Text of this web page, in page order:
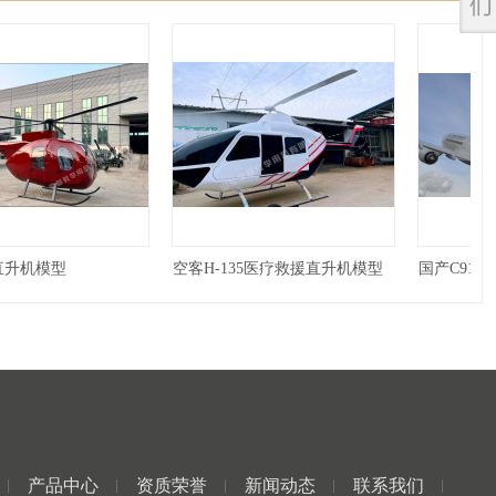
升机模型 空客H-135医疗救援直升机模型 国产C919
产品中心 资质荣誉 新闻动态 联系我们